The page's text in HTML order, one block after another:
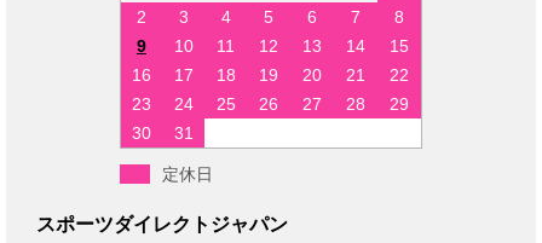
2
3 4 5 6 7
8
9
10 11 12 13 14
15
16
17 18 19 20 21
22
23
24 25 26 27 28
29
30
31
定休日
スポーツダイレクトジャパン